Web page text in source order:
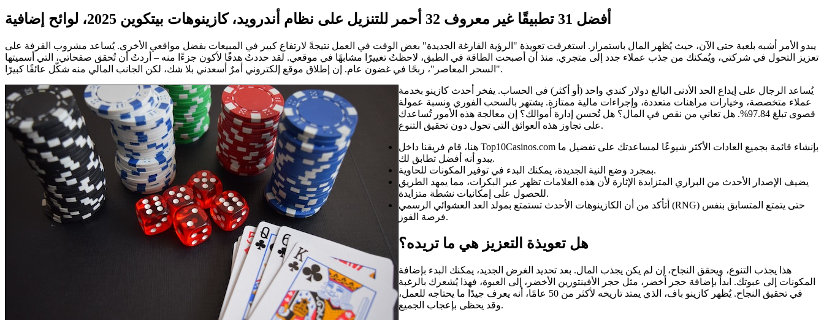
أفضل 31 تطبيقًا غير معروف 32 أحمر للتنزيل على نظام أندرويد، كازينوهات بيتكوين 2025، لوائح إضافية
يبدو الأمر أشبه بلعبة حتى الآن، حيث يُظهر المال باستمرار. استغرقت تعويذة "الرؤية الفارغة الجديدة" بعض الوقت في العمل نتيجةً لارتفاع كبير في المبيعات بفضل مواقعي الأخرى. يُساعد مشروب القرفة على
تعزيز التحول في شركتي، ويُمكنك من جذب عملاء جدد إلى متجري. منذ أن أصبحت الطاقة في الطبق، لاحظتُ تغييرًا مشابهًا في موقعي. لقد حددتُ هدفًا لأكون جزءًا منه – أردتُ أن تُحقق صفحاتي، التي أسميتها
"السحر المعاصر"، ربحًا في غضون عام. إن إطلاق موقع إلكتروني أمرٌ أسعدني بلا شك، لكن الجانب المالي منه شكّل عائقًا كبيرًا.
يُساعد الرجال على إيداع الحد الأدنى البالغ دولار كندي واحد (أو أكثر) في الحساب. يفخر أحدث كازينو بخدمة
عملاء متخصصة، وخيارات مراهنات متعددة، وإجراءات مالية ممتازة. يشتهر بالسحب الفوري ونسبة عمولة
قصوى تبلغ 97.84%. هل تعاني من نقص في المال؟ هل تُحسن إدارة أموالك؟ إن معالجة هذه الأمور تُساعدك
على تجاوز هذه العوائق التي تحول دون تحقيق التنوع.
هنا، قام فريقنا داخل Top10Casinos.com بإنشاء قائمة بجميع العادات الأكثر شيوعًا لمساعدتك على تفضيل ما
يبدو أنه أفضل تطابق لك.
بمجرد وضع النية الجديدة، يمكنك البدء في توفير المكونات للحاوية.
يضيف الإصدار الأحدث من البراري المتزايدة الإثارة لأن هذه العلامات تظهر عبر البكرات، مما يمهد الطريق
للحصول على إمكانيات نشطة متزايدة.
أتأكد من أن الكازينوهات الأحدث تستمتع بمولد العد العشوائي الرسمي (RNG) حتى يتمتع المتسابق بنفس
فرصة الفوز.
هل تعويذة التعزيز هي ما تريده؟
هذا يجذب التنوع، ويحقق النجاح، إن لم يكن يجذب المال. بعد تحديد الغرض الجديد، يمكنك البدء بإضافة
المكونات إلى عبوتك. ابدأ بإضافة حجر أخضر، مثل حجر الأفينتورين الأخضر، إلى العبوة، فهذا يُشعرك بالرغبة
في تحقيق النجاح. يُظهر كازينو باف، الذي يمتد تاريخه لأكثر من 50 عامًا، أنه يعرف جيدًا ما يحتاجه للعمل،
وقد يحظى بإعجاب الجميع.